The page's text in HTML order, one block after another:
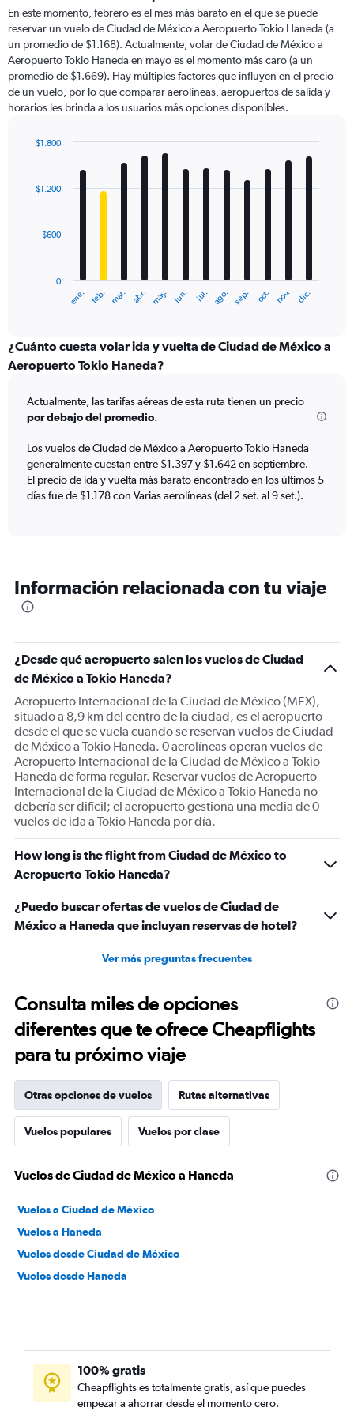
categories.
The
chart
has
1
Y
axis
values.
to
En este momento, febrero es el mes más barato en el que se puede
reservar un vuelo de Ciudad de México a Aeropuerto Tokio Haneda (a
un promedio de $1.168). Actualmente, volar de Ciudad de México a
Aeropuerto Tokio Haneda en mayo es el momento más caro (a un
promedio de $1.669). Hay múltiples factores que influyen en el precio
de un vuelo, por lo que comparar aerolíneas, aeropuertos de salida y
horarios les brinda a los usuarios más opciones disponibles.
with
12
The
categories.
Range:
12
The
chart
1
Y
axis
displaying
ene. feb. mar. abr. may. jun. jul. ago. sep. oct. nov. dic.
0
$600
$1.200
$1.800
¿Cuánto cuesta volar ida y vuelta de Ciudad de México a
Aeropuerto Tokio Haneda?
Actualmente, las tarifas aéreas de esta ruta tienen un precio
por debajo del promedio.
Los vuelos de Ciudad de México a Aeropuerto Tokio Haneda
generalmente cuestan entre $1.397 y $1.642 en septiembre.
El precio de ida y vuelta más barato encontrado en los últimos 5
días fue de $1.178 con Varias aerolíneas (del 2 set. al 9 set.).
Información relacionada con tu viaje
¿Desde qué aeropuerto salen los vuelos de Ciudad
de México a Tokio Haneda?
Aeropuerto Internacional de la Ciudad de México (MEX),
situado a 8,9 km del centro de la ciudad, es el aeropuerto
desde el que se vuela cuando se reservan vuelos de Ciudad
de México a Tokio Haneda. 0 aerolíneas operan vuelos de
Aeropuerto Internacional de la Ciudad de México a Tokio
Haneda de forma regular. Reservar vuelos de Aeropuerto
Internacional de la Ciudad de México a Tokio Haneda no
debería ser difícil; el aeropuerto gestiona una media de 0
vuelos de ida a Tokio Haneda por día.
How long is the flight from Ciudad de México to
Aeropuerto Tokio Haneda?
¿Puedo buscar ofertas de vuelos de Ciudad de
México a Haneda que incluyan reservas de hotel?
Ver más preguntas frecuentes
Consulta miles de opciones
diferentes que te ofrece Cheapflights
para tu próximo viaje
Otras opciones de vuelos Rutas alternativas
Vuelos populares Vuelos por clase
Vuelos de Ciudad de México a Haneda
Vuelos a Ciudad de México
Vuelos a Haneda
Vuelos desde Ciudad de México
Vuelos desde Haneda
100% gratis
Cheapflights es totalmente gratis, así que puedes
empezar a ahorrar desde el momento cero.